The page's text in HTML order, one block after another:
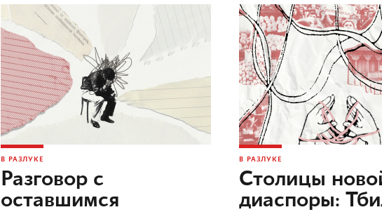
В РАЗЛУКЕ
Разговор c
оставшимся
В РАЗЛУКЕ
Столицы
диаспоры: